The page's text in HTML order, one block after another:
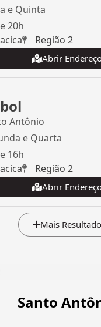
e Quinta
20h
Região 2
Abrir
Antônio
e Quarta
16h
Região 2
Abrir
Mais Resultado
Santo